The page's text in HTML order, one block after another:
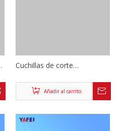
Cuchillas de corte
corte de metal
Añadir al carrito